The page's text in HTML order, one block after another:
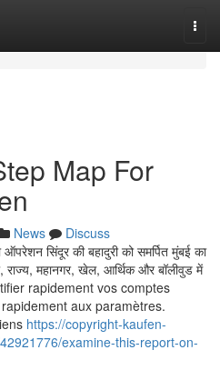
Map For
News
Discuss
सिंदूर की बहादुरी को समर्पित मुंबई का
राज्य, महानगर, खेल, आर्थिक और बॉलीवुड में
rapidement vos comptes
aux paramètres.
https://copyright-kaufen-
examine-this-report-on-